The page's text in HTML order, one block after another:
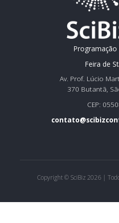
Programação
Feira de
Av. Prof. Lúcio
370 Butantã,
CEP:
Copyright © SciBiz 2026 |